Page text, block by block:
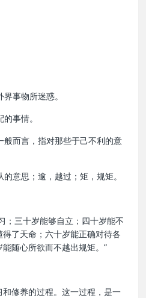
事物所迷惑。
事情。
般而言，指对那些于己不利的意
意思；逾，越过；矩，规矩。
；三十岁能够自立；四十岁能不
了天命；六十岁能正确对待各
随心所欲而不越出规矩。”
修养的过程。这一过程，是一